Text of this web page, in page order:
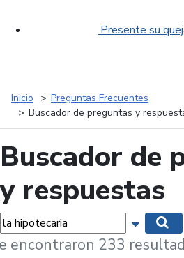
Presente su
Inicio
Preguntas Frecuentes
Buscador de preguntas y
Buscador de
y respuestas
encontraron 233